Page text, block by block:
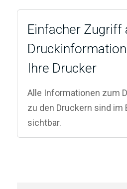
Einfacher Zugriff
Ihre Drucker
Alle Informationen zum
zu den Druckern sind im
sichtbar.